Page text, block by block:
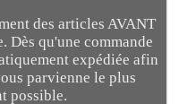
des articles AVANT
Dès qu'une commande
expédiée afin
parvienne le plus
possible.